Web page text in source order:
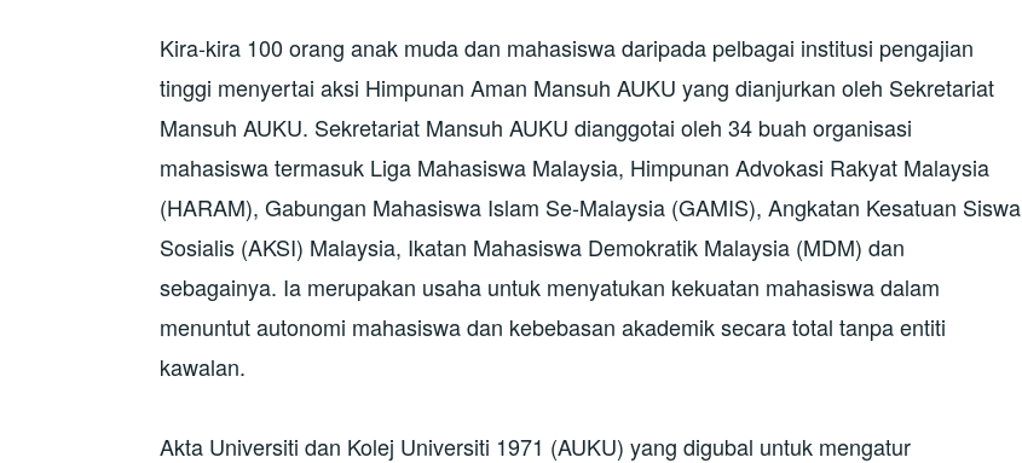
Kira-kira 100 orang anak muda dan mahasiswa daripada pelbagai institusi pengajian
tinggi menyertai aksi Himpunan Aman Mansuh AUKU yang dianjurkan oleh Sekretariat
Mansuh AUKU. Sekretariat Mansuh AUKU dianggotai oleh 34 buah organisasi
mahasiswa termasuk Liga Mahasiswa Malaysia, Himpunan Advokasi Rakyat Malaysia
(HARAM), Gabungan Mahasiswa Islam Se-Malaysia (GAMIS), Angkatan Kesatuan Siswa
Sosialis (AKSI) Malaysia, Ikatan Mahasiswa Demokratik Malaysia (MDM) dan
sebagainya. Ia merupakan usaha untuk menyatukan kekuatan mahasiswa dalam
menuntut autonomi mahasiswa dan kebebasan akademik secara total tanpa entiti
kawalan.
Akta Universiti dan Kolej Universiti 1971 (AUKU) yang digubal untuk mengatur